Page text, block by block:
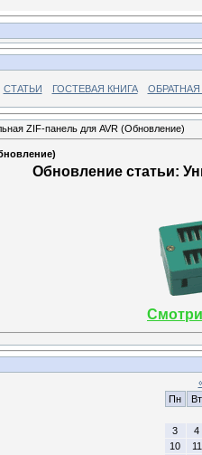
СТАТЬИ ГОСТЕВАЯ КНИГА
ZIF-панель для AVR (Обновление)
Обновление статьи:
Пн
Вт
3
4
10
11